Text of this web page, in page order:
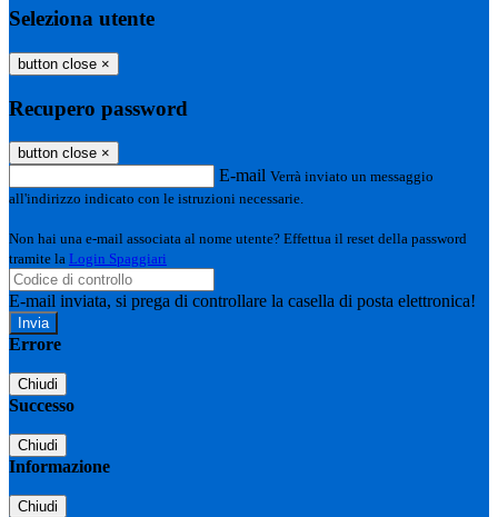
Seleziona utente
button close ×
Recupero password
button close ×
E-mail Verrà inviato un messaggio
all'indirizzo indicato con le istruzioni necessarie.
Non hai una e-mail associata al nome utente? Effettua il reset della password
tramite la Login Spaggiari
E-mail inviata, si prega di controllare la casella di posta elettronica!
Errore
Chiudi
Successo
Chiudi
Informazione
Chiudi